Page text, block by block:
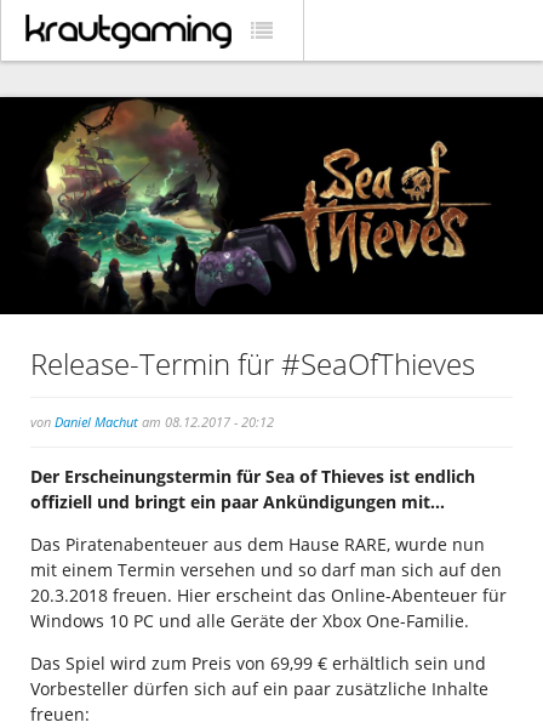
Release-Termin für #SeaOfThieves
von Daniel Machut am 08.12.2017 - 20:12
Der Erscheinungstermin für Sea of Thieves ist endlich
offiziell und bringt ein paar Ankündigungen mit…
Das Piratenabenteuer aus dem Hause RARE, wurde nun
mit einem Termin versehen und so darf man sich auf den
20.3.2018 freuen. Hier erscheint das Online-Abenteuer für
Windows 10 PC und alle Geräte der Xbox One-Familie.
Das Spiel wird zum Preis von 69,99 € erhältlich sein und
Vorbesteller dürfen sich auf ein paar zusätzliche Inhalte
freuen: